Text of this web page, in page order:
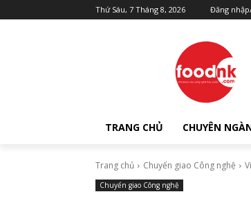
Thứ Sáu, 7 Tháng 8, 2026 Đăng
TRANG CHỦ CHUYÊN
Trang chủ Chuyển giao Công nghệ
Chuyển giao Công nghệ